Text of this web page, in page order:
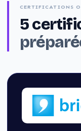
CERTIFICATIONS
5